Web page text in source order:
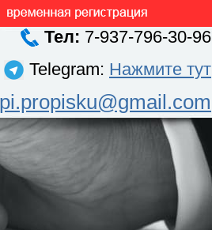
Тел: 7-937-796-30-96
Telegram: Нажмите тут